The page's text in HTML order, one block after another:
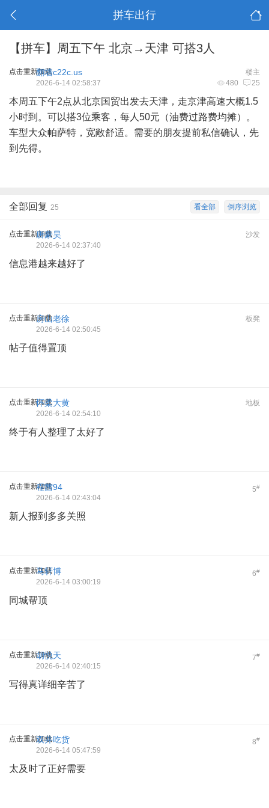
拼车出行
【拼车】周五下午 北京→天津 可搭3人
点击重新加载 楼主
翻墙c22c.us
480 25
2026-6-14 02:58:37
本周五下午2点从北京国贸出发去天津，走京津高速大概1.5
小时到。可以搭3位乘客，每人50元（油费过路费均摊）。
车型大众帕萨特，宽敞舒适。需要的朋友提前私信确认，先
到先得。
倒序浏览
看全部
全部回复 25
点击重新加载 沙发
唐豪昊
2026-6-14 02:37:40
信息港越来越好了
点击重新加载 板凳
房山老徐
2026-6-14 02:50:45
帖子值得置顶
点击重新加载 地板
怀柔大黄
2026-6-14 02:54:10
终于有人整理了太好了
点击重新加载 5#
程茜94
2026-6-14 02:43:04
新人报到多多关照
点击重新加载 6#
马轩博
2026-6-14 03:00:19
同城帮顶
点击重新加载 7#
胡悦天
2026-6-14 02:40:15
写得真详细辛苦了
点击重新加载 8#
双井吃货
2026-6-14 05:47:59
太及时了正好需要